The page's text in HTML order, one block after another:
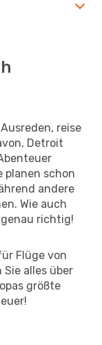
reise
Detroit
planen schon
andere
Wie auch
richtig!
Flüge von
alles über
größte